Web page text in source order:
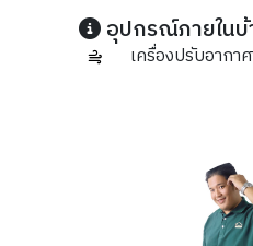
อุปกรณ์ภายใน
เครื่องปรับอากาศ